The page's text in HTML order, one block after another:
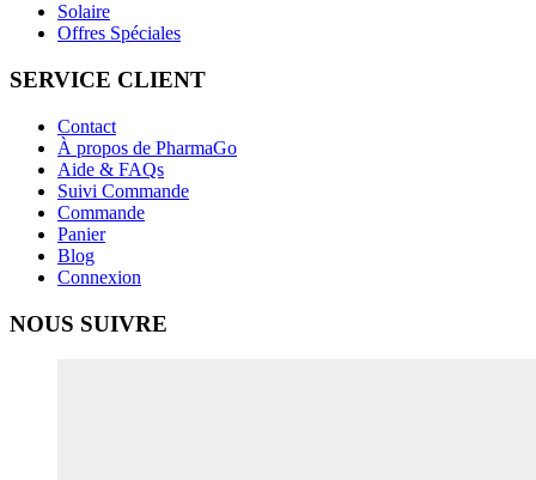
Solaire
Offres Spéciales
SERVICE CLIENT
Contact
À propos de PharmaGo
Aide & FAQs
Suivi Commande
Commande
Panier
Blog
Connexion
NOUS SUIVRE